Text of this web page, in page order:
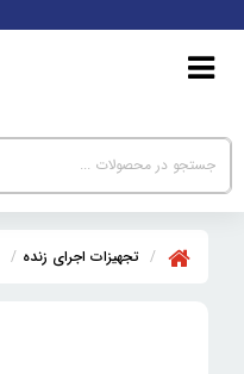
تجهیزات اجرای زنده